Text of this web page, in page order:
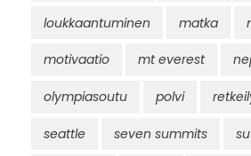
loukkaantuminen matka
motivaatio mt everest
olympiasoutu polvi
seattle seven summits